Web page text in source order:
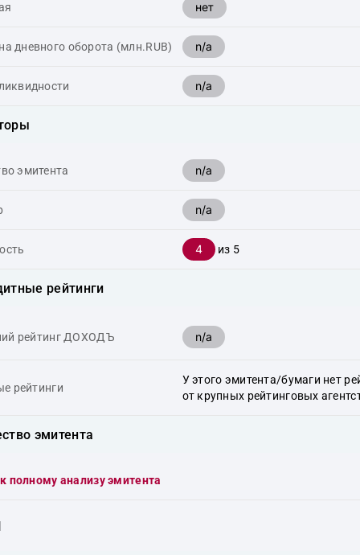
нет
дневного оборота (млн.RUB) n/a
n/a
эмитента n/a
n/a
4 из 5
рейтинги
рейтинг ДОХОДЪ n/a
рейтинги
У этого эмитента/бумаги нет
от крупных рейтинговых
эмитента
полному анализу эмитента